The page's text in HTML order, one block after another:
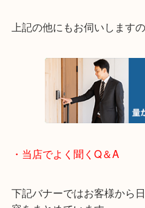
・エリア紹介
※下記エリアはご依頼が
箕面市・池田市・吹田市
宝塚市・茨木市・尼崎市
千里中央・北千里・南千里